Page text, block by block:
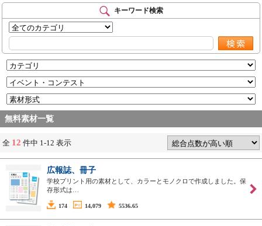
キーワード検索
無料素材一覧
全 12 件中 1-12 表示
広報誌、冊子
学校プリント用の素材として、カラーとモノクロで作成しました。保
存形式は…
174 14,079 5536.65